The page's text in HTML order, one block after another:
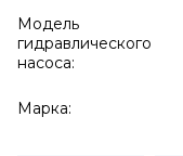
Модель
гидравлического
насоса:
Марка: